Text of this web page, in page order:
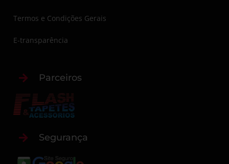
Termos e Condições Gerais
E-transparência
Parceiros
Segurança